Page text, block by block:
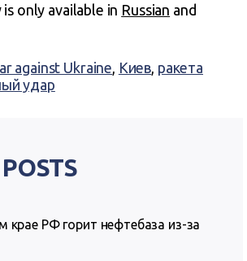
only available in Russian and
against Ukraine, Киев, ракета
удар
крае РФ горит нефтебаза из-за